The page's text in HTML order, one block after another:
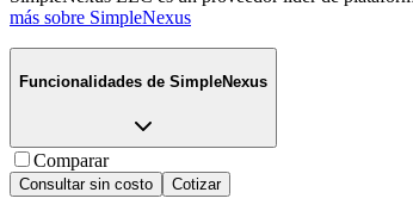
más sobre SimpleNexus
Funcionalidades de SimpleNexus
Comparar
Consultar sin costo Cotizar